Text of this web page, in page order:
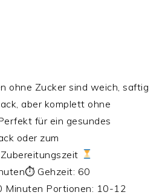
ohne Zucker sind weich, saftig
aber komplett ohne
für ein gesundes
oder zum
Gehzeit: 60
Minuten‍‍‍ Portionen: 10-12